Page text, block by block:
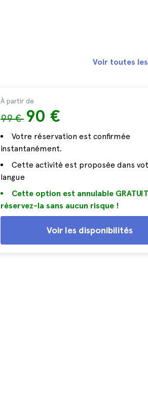
À partir de
99 € 90 €
Votre réservation est confirmée
instantanément.
Cette activité est proposée dans
langue
Cette option est annulable
réservez-la sans aucun risque !
Voir les disponibilités
Voir toutes